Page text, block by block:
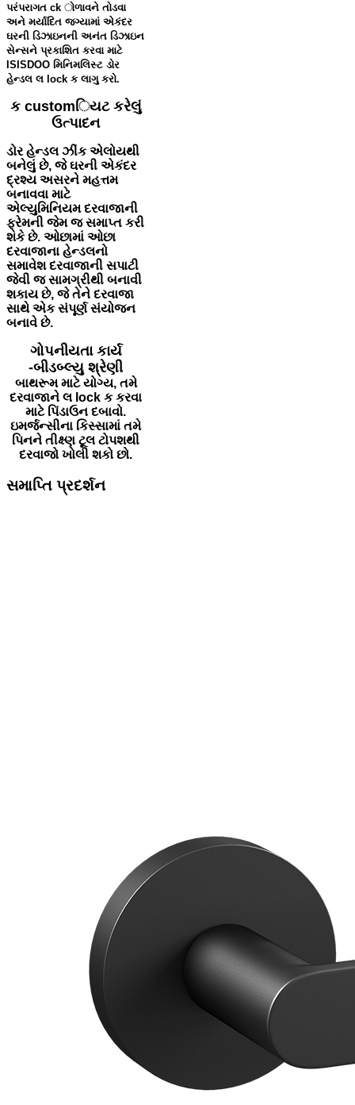
પરંપરાગત ck ોળાવને તોડવા
અને મર્યાદિત જગ્યામાં એકંદર
ઘરની ડિઝાઇનની અનંત ડિઝાઇન
સેન્સને પ્રકાશિત કરવા માટે
ISISDOO મિનિમલિસ્ટ ડોર
હેન્ડલ લ lock ક લાગુ કરો.
ક customિયટ કરેલું
ઉત્પાદન
ડોર હેન્ડલ ઝીંક એલોયથી
બનેલું છે, જે ઘરની એકંદર
દ્રશ્ય અસરને મહત્તમ
બનાવવા માટે
એલ્યુમિનિયમ દરવાજાની
ફ્રેમની જેમ જ સમાપ્ત કરી
શકે છે. ઓછામાં ઓછા
દરવાજાના હેન્ડલનો
સમાવેશ દરવાજાની સપાટી
જેવી જ સામગ્રીથી બનાવી
શકાય છે, જે તેને દરવાજા
સાથે એક સંપૂર્ણ સંયોજન
બનાવે છે.
ગોપનીયતા કાર્ય
-બીડબ્લ્યુ શ્રેણી
બાથરૂમ માટે યોગ્ય, તમે
દરવાજાને લ lock ક કરવા
માટે પિંડાઉન દબાવો.
ઇમર્જન્સીના કિસ્સામાં તમે
પિનને તીક્ષ્ણ ટૂલ ટોપશથી
દરવાજો ખોલી શકો છો.
સમાપ્તિ પ્રદર્શન